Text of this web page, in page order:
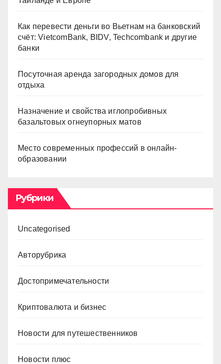
Как перевести деньги во Вьетнам на банковский
счёт: VietcomBank, BIDV, Techcombank и другие
банки
Посуточная аренда загородных домов для
отдыха
Назначение и свойства иглопробивных
базальтовых огнеупорных матов
Место современных профессий в онлайн-
образовании
Рубрики
Uncategorised
Авторубрика
Достопримечательности
Криптовалюта и бизнес
Новости для путешественников
Новости плюс